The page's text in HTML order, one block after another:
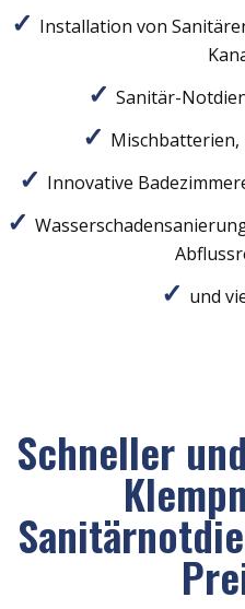
Installation von
Sanitär-
Mischbatterien,
Innovative
und
Schneller